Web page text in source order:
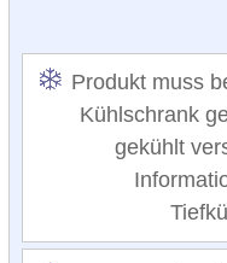
Produkt muss
Kühlschrank
gekühlt